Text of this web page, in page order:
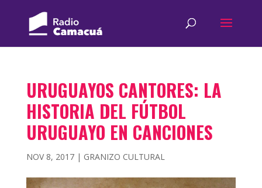
URUGUAYOS CANTORES: LA
HISTORIA DEL FÚTBOL
URUGUAYO EN CANCIONES
NOV 8, 2017| GRANIZO CULTURAL